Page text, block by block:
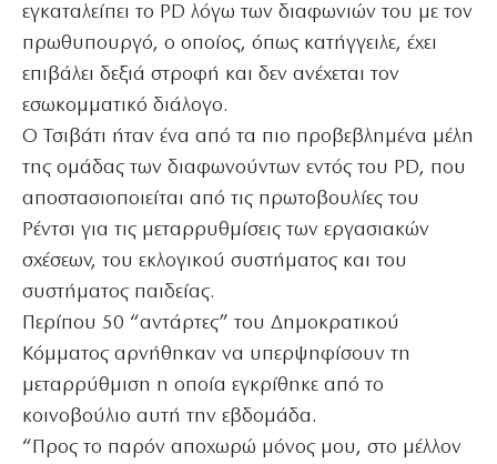
εγκαταλείπει το PD λόγω των διαφωνιών του με τον
πρωθυπουργό, ο οποίος, όπως κατήγγειλε, έχει
επιβάλει δεξιά στροφή και δεν ανέχεται τον
εσωκομματικό διάλογο.
Ο Τσιβάτι ήταν ένα από τα πιο προβεβλημένα μέλη
της ομάδας των διαφωνούντων εντός του PD, που
αποστασιοποιείται από τις πρωτοβουλίες του
Ρέντσι για τις μεταρρυθμίσεις των εργασιακών
σχέσεων, του εκλογικού συστήματος και του
συστήματος παιδείας.
Περίπου 50 “αντάρτες” του Δημοκρατικού
Κόμματος αρνήθηκαν να υπερψηφίσουν τη
μεταρρύθμιση η οποία εγκρίθηκε από το
κοινοβούλιο αυτή την εβδομάδα.
“Προς το παρόν αποχωρώ μόνος μου, στο μέλλον